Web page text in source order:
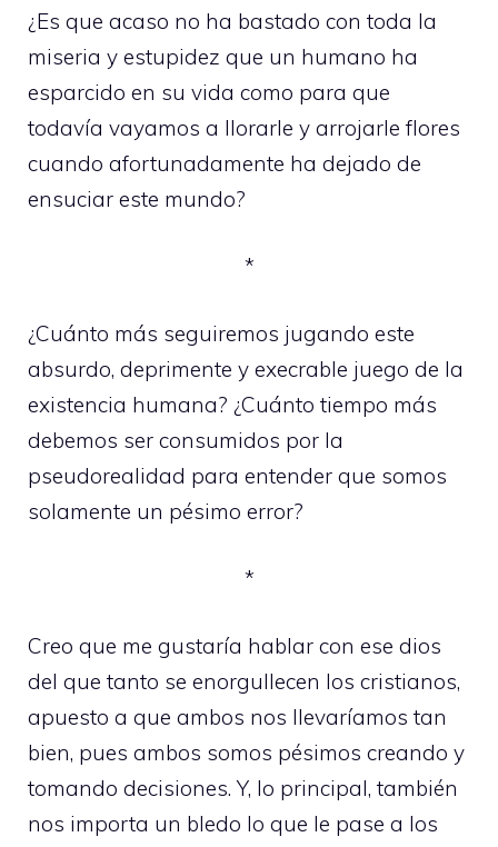
¿Es que acaso no ha bastado con toda la
miseria y estupidez que un humano ha
esparcido en su vida como para que
todavía vayamos a llorarle y arrojarle flores
cuando afortunadamente ha dejado de
ensuciar este mundo?
*
¿Cuánto más seguiremos jugando este
absurdo, deprimente y execrable juego de la
existencia humana? ¿Cuánto tiempo más
debemos ser consumidos por la
pseudorealidad para entender que somos
solamente un pésimo error?
*
Creo que me gustaría hablar con ese dios
del que tanto se enorgullecen los cristianos,
apuesto a que ambos nos llevaríamos tan
bien, pues ambos somos pésimos creando y
tomando decisiones. Y, lo principal, también
nos importa un bledo lo que le pase a los